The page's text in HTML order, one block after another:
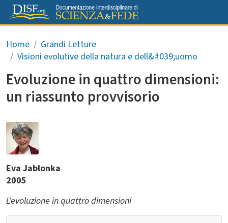
Salta al contenuto principale
Briciole di pane
Home
Grandi Letture
Visioni evolutive della natura e dell&#039;uomo
Evoluzione in quattro dimensioni:
un riassunto provvisorio
Eva Jablonka
2005
L'evoluzione in quattro dimensioni